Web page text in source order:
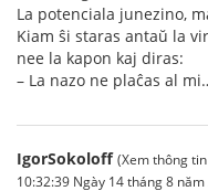
La potenciala junezino,
Kiam ŝi staras antaŭ la
nee la kapon kaj diras:
– La nazo ne plaĉas al
IgorSokoloff (Xem thông
10:32:39 Ngày 14 tháng 8